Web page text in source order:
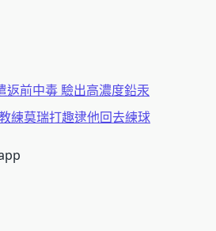
返前中毒 驗出高濃度鉛汞
練莫瑞打趣逮他回去練球